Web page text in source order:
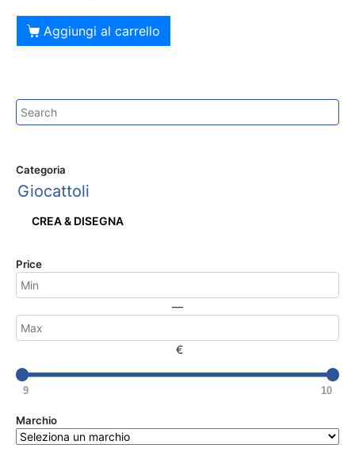
Aggiungi al carrello
Categoria
Giocattoli
CREA & DISEGNA
Price
—
€
9 10
Marchio